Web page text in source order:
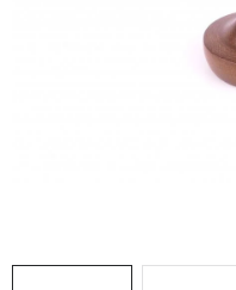
NOVÉ ZBOŽÍ